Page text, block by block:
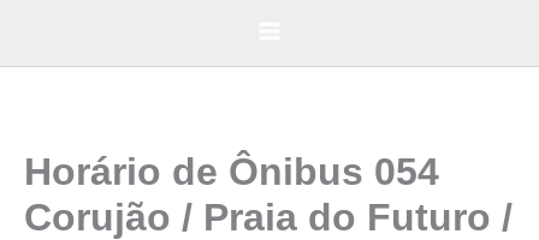
Horário de Ônibus 054
Corujão / Praia do Futuro /